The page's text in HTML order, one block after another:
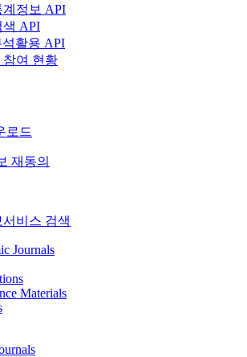
계정보 API
색 API
활용 API
참여 현황
로드
재동의
비스 검색
Journals
Materials